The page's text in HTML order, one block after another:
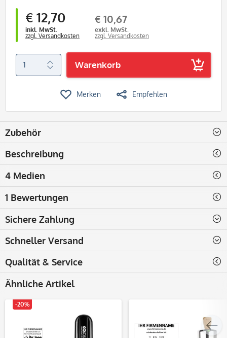
€ 12,70
inkl. MwSt.
zzgl. Versandkosten
€ 10,67
exkl. MwSt.
zzgl. Versandkosten
Warenkorb
Merken Empfehlen
Zubehör
Beschreibung
4 Medien
1 Bewertungen
Sichere Zahlung
Schneller Versand
Qualität & Service
Ähnliche Artikel
-20%